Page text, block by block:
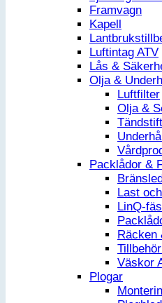
Framvagn
Kapell
Luftintag ATV
Lås &
Olja &
Luftfilter
Olja &
Tändstift
Packlådor &
Last
LinQ-
Räcken
Väskor
Plogar